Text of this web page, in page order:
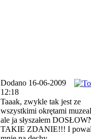
Dodano 16-06-2009
12:18
Taaak, zwykle tak jest ze
wszystkimi okrętami
ale ja słyszałem
TAKIE ZDANIE!!! I